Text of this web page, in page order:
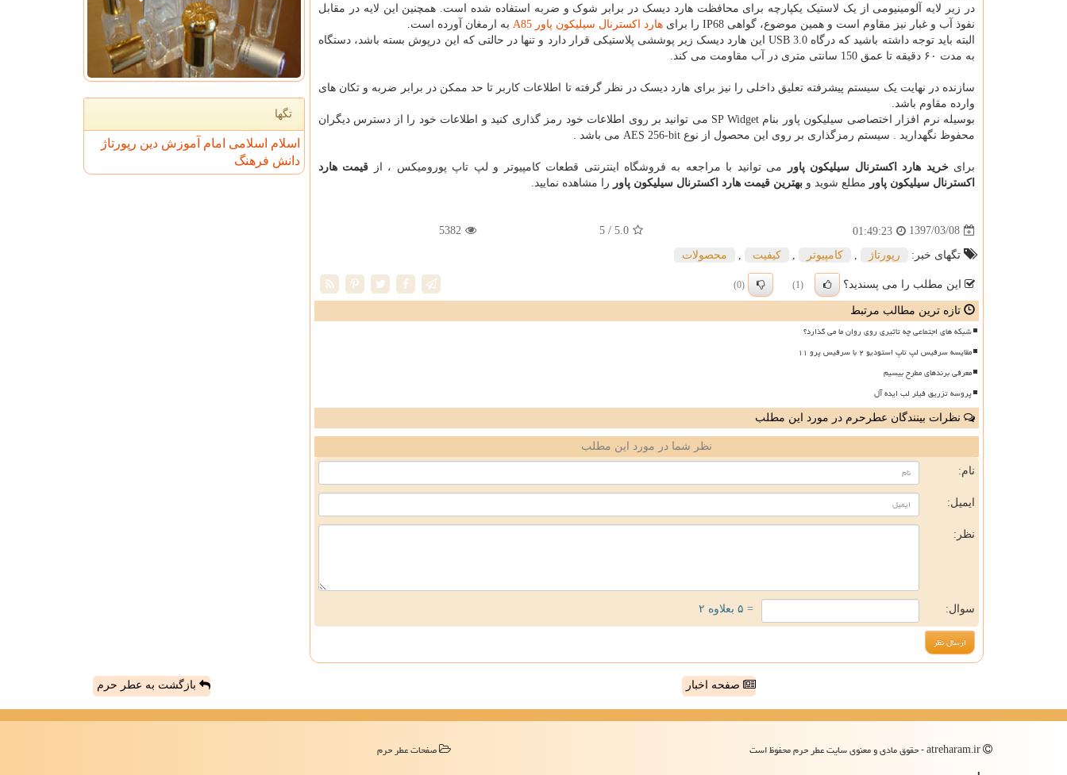
در زیر لایه آلومینیومی از یک لاستیک یکپارچه برای محافظت هارد دیسک در برابر شوک و ضربه استفاده شده است. همچنین این لایه در مقابل
نفوذ آب و غبار نیز مقاوم است و همین موضوع، گواهی IP68 را برای هارد اکسترنال سیلیکون پاور A85 به ارمغان آورده است.
البته باید توجه داشته باشید که درگاهUSB 3.0 این هارد دیسک زیر پوششی پلاستیکی قرار دارد و تنها در حالتی که این درپوش بسته باشد، دستگاه
به مدت ۶۰ دقیقه تا عمق 150 سانتی متری در آب مقاومت می کند.
سازنده در نهایت یک سیستم پیشرفته تعلیق داخلی را نیز برای هارد دیسک در نظر گرفته تا اطلاعات کاربر تا حد ممکن در برابر ضربه و تکان های
وارده مقاوم باشد.
بوسیله نرم افزار اختصاصی سیلیکون پاور بنامSP Widget می توانید بر روی اطلاعات خود رمز گذاری کنید و اطلاعات خود را از دسترس دیگران
محفوظ نگهدارید . سیستم رمزگذاری بر روی این محصول از نوع AES 256-bit می باشد .
برایخرید هارد اکسترنال سیلیکون پاور می توانید با مراجعه به فروشگاه اینترنتی قطعات کامپیوتر و لپ تاپ پورومیکس ، از قیمت هارد
اکسترنال سیلیکون پاور مطلع شوید و بهترین قیمت هارد اکسترنال سیلیکون پاور را مشاهده نمایید.
1397/03/08
01:49:23
5.0
/ 5
5382
تگهای خبر: رپورتاژ كامپیوتر كیفیت محصولات
این مطلب را می پسندید؟ (1)
(0)
تازه ترین مطالب مرتبط
شبکه های اجتماعی چه تاثیری روی روان ما می گذارد؟
مقایسه سرفیس لپ تاپ استودیو ۲ با سرفیس پرو ۱۱
معرفی برندهای مطرح بیسیم
پروسه تزریق فیلر لب ایده آل
نظرات بینندگان عطرحرم در مورد این مطلب
نظر شما در مورد این مطلب
نام:
ایمیل:
نظر:
سوال: = ۵ بعلاوه ۲
تگها
اسلام اسلامی امام آموزش دین رپورتاژ
دانش فرهنگ
صفحه اخبار بازگشت به عطر حرم
صفحات عطر حرم